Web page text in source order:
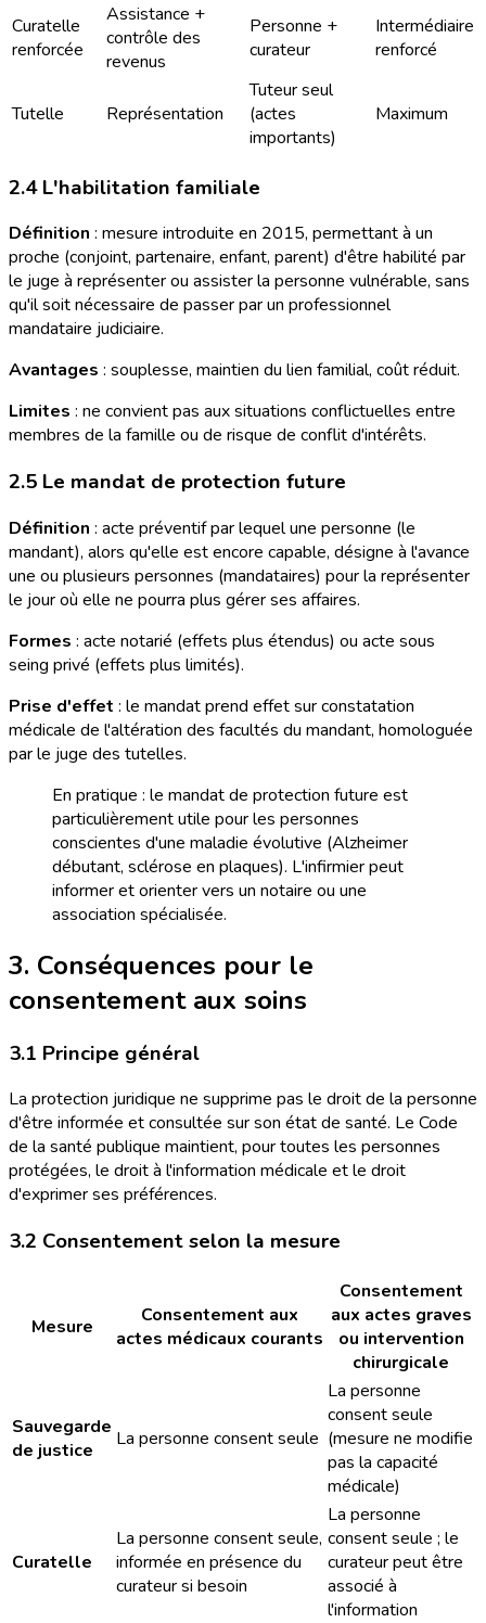
Curatelle
renforcée
Assistance +
contrôle des
revenus
Personne +
curateur
Intermédiaire
renforcé
Tutelle Représentation
Tuteur seul
(actes
importants)
Maximum
2.4 L'habilitation familiale
Définition : mesure introduite en 2015, permettant à un
proche (conjoint, partenaire, enfant, parent) d'être habilité par
le juge à représenter ou assister la personne vulnérable, sans
qu'il soit nécessaire de passer par un professionnel
mandataire judiciaire.
Avantages : souplesse, maintien du lien familial, coût réduit.
Limites : ne convient pas aux situations conflictuelles entre
membres de la famille ou de risque de conflit d'intérêts.
2.5 Le mandat de protection future
Définition : acte préventif par lequel une personne (le
mandant), alors qu'elle est encore capable, désigne à l'avance
une ou plusieurs personnes (mandataires) pour la représenter
le jour où elle ne pourra plus gérer ses affaires.
Formes : acte notarié (effets plus étendus) ou acte sous
seing privé (effets plus limités).
Prise d'effet : le mandat prend effet sur constatation
médicale de l'altération des facultés du mandant, homologuée
par le juge des tutelles.
En pratique : le mandat de protection future est
particulièrement utile pour les personnes
conscientes d'une maladie évolutive (Alzheimer
débutant, sclérose en plaques). L'infirmier peut
informer et orienter vers un notaire ou une
association spécialisée.
3. Conséquences pour le
consentement aux soins
3.1 Principe général
La protection juridique ne supprime pas le droit de la personne
d'être informée et consultée sur son état de santé. Le Code
de la santé publique maintient, pour toutes les personnes
protégées, le droit à l'information médicale et le droit
d'exprimer ses préférences.
3.2 Consentement selon la mesure
Mesure
Consentement aux
actes médicaux courants
Consentement
aux actes graves
ou intervention
chirurgicale
Sauvegarde
de justice
La personne consent seule
La personne
consent seule
(mesure ne modifie
pas la capacité
médicale)
Curatelle
La personne consent seule,
informée en présence du
curateur si besoin
La personne
consent seule ; le
curateur peut être
associé à
l'information